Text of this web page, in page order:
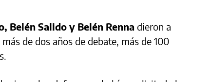
Belén Salido y Belén Renna dieron a
de dos años de debate, más de 100